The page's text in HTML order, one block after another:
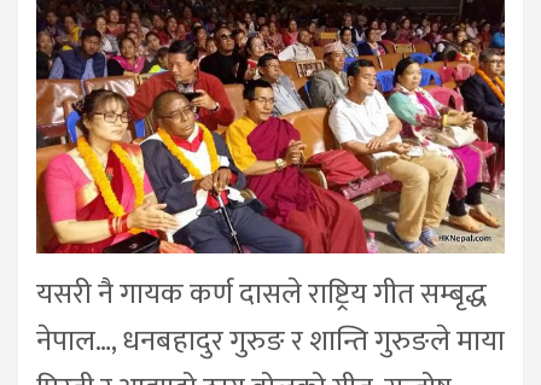
यसरी नै गायक कर्ण दासले राष्ट्रिय गीत सम्बृद्ध
नेपाल…, धनबहादुर गुरुङ र शान्ति गुरुङले माया